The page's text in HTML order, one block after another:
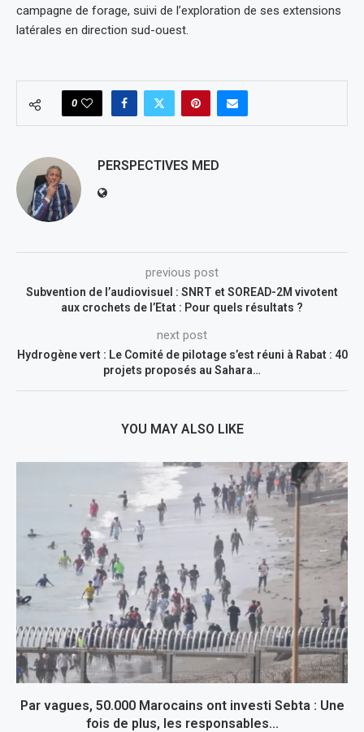
campagne de forage, suivi de l’exploration de ses extensions
latérales en direction sud-ouest.
0
PERSPECTIVES MED
previous post
Subvention de l’audiovisuel : SNRT et SOREAD-2M vivotent
aux crochets de l’Etat : Pour quels résultats ?
next post
Hydrogène vert : Le Comité de pilotage s’est réuni à Rabat : 40
projets proposés au Sahara…
YOU MAY ALSO LIKE
Par vagues, 50.000 Marocains ont investi Sebta : Une
fois de plus, les responsables...